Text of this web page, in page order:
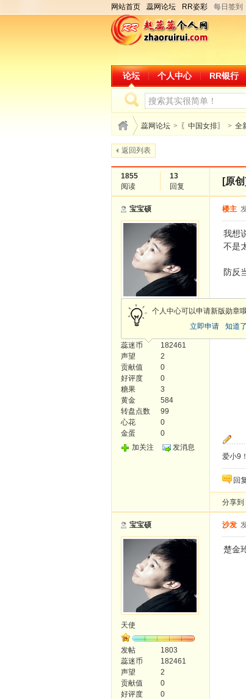
网站首页 蕊网论坛 RR姿彩 每日签到
论坛 个人中心 RR银行
蕊网论坛 > 〖中国女排〗 > 全
返回列表
1855
阅读
13
回复
[原创]
宝宝硕
天使
个人中心可以申请新版勋章
立即申请
知道了
蕊迷币
182461
声望
2
贡献值
0
好评度
0
糖果
3
黄金
584
转盘点数
99
心花
0
金蛋
0
加关注
发消息
楼主
我想
不是
防反
爱小9
回
分享到
宝宝硕
天使
发帖
1803
蕊迷币
182461
声望
2
贡献值
0
好评度
0
沙发
楚金